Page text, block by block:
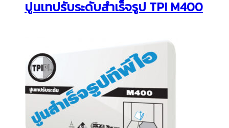
ปูนเทปรับระดับสำเร็จรูป TPI M400